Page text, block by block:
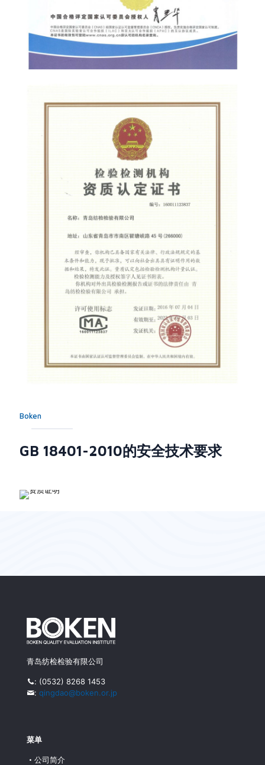
Boken
GB 18401-2010的安全技术要求
青岛纺检检验有限公司
: (0532) 8268 1453
: qingdao@boken.or.jp
菜单
公司简介